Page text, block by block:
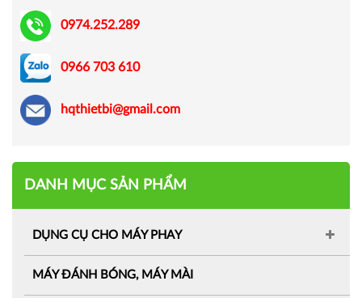
0974.252.289
0966 703 610
hqthietbi@gmail.com
DANH MỤC SẢN PHẨM
DỤNG CỤ CHO MÁY PHAY
MÁY ĐÁNH BÓNG, MÁY MÀI